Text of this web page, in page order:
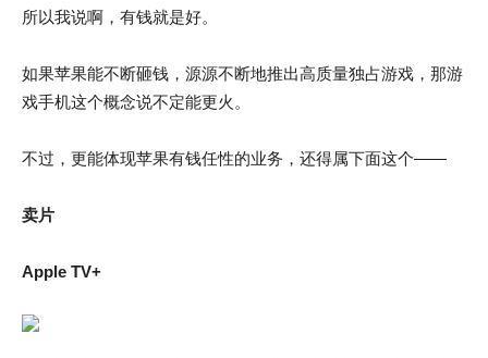
所以我说啊，有钱就是好。
如果苹果能不断砸钱，源源不断地推出高质量独占游戏，那游
戏手机这个概念说不定能更火。
不过，更能体现苹果有钱任性的业务，还得属下面这个——
卖片
Apple TV+